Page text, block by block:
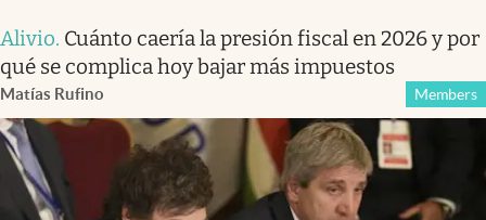
Alivio. Cuánto caería la presión fiscal en 2026 y por
qué se complica hoy bajar más impuestos
Matías Rufino Members